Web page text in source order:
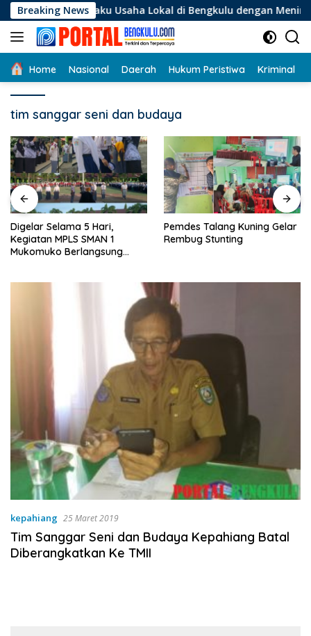
Langsung
ke
konten
Breaking News
Pelaku Usaha Lokal di Bengkulu dengan Meningkatkan
Home Nasional Daerah Hukum Peristiwa Kriminal
tim sanggar seni dan budaya
Digelar Selama 5 Hari,
Kegiatan MPLS SMAN 1
Mukomuko Berlangsung
Pemdes Talang Kuning Gelar
Rembug Stunting
kepahiang 25 Maret 2019
Tim Sanggar Seni dan Budaya Kepahiang Batal
Diberangkatkan Ke TMII